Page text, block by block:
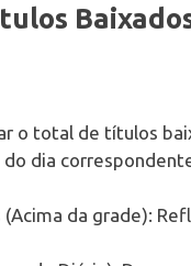
o total de títulos
dia
(Acima da grade):